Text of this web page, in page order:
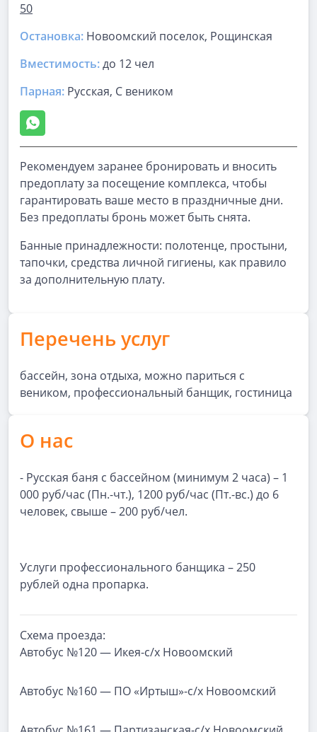
50
Остановка: Новоомский поселок, Рощинская
Вместимость:до 12 чел
Парная: Русская, С веником
Рекомендуем заранее бронировать и вносить
предоплату за посещение комплекса, чтобы
гарантировать ваше место в праздничные дни.
Без предоплаты бронь может быть снята.
Банные принадлежности: полотенце, простыни,
тапочки, средства личной гигиены, как правило
за дополнительную плату.
Перечень услуг
бассейн, зона отдыха, можно париться с
веником, профессиональный банщик, гостиница
О нас
- Русская баня с бассейном (минимум 2 часа) – 1
000 руб/час (Пн.-чт.), 1200 руб/час (Пт.-вс.) до 6
человек, свыше – 200 руб/чел.
Услуги профессионального банщика – 250
рублей одна пропарка.
Схема проезда:
Автобус №120 — Икея-с/х Новоомский
Автобус №160 — ПО «Иртыш»-с/х Новоомский